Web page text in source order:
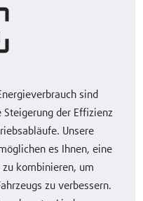
sind
der Effizienz
Unsere
es Ihnen, eine
kombinieren, um
zu verbessern.